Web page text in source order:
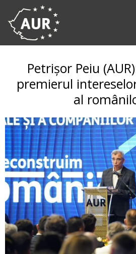
Petrișor Peiu
premierul
al